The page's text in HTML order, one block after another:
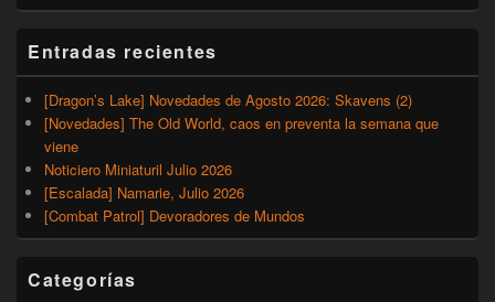
Entradas recientes
[Dragon’s Lake] Novedades de Agosto 2026: Skavens (2)
[Novedades] The Old World, caos en preventa la semana que
viene
Noticiero Miniaturil Julio 2026
[Escalada] Namarie, Julio 2026
[Combat Patrol] Devoradores de Mundos
Categorías